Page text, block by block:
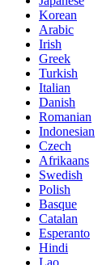
Korean
Arabic
Irish
Greek
Turkish
Italian
Danish
Romanian
Indonesian
Czech
Afrikaans
Swedish
Polish
Basque
Catalan
Esperanto
Hindi
Lao